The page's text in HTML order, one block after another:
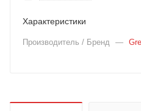
Характеристики
Производитель / Бренд —